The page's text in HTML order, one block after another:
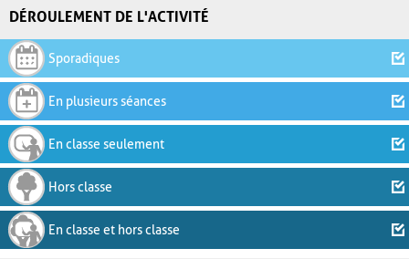
DÉROULEMENT DE L'ACTIVITÉ
Sporadiques
En plusieurs séances
En classe seulement
Hors classe
En classe et hors classe